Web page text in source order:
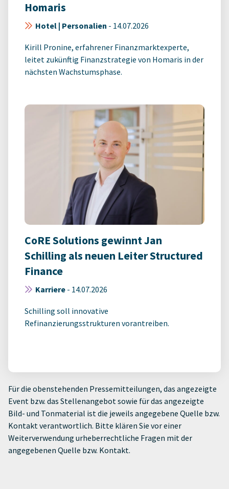
Homaris
Hotel | Personalien - 14.07.2026
Kirill Pronine, erfahrener Finanzmarktexperte,
leitet zukünftig Finanzstrategie von Homaris in der
nächsten Wachstumsphase.
CoRE Solutions gewinnt Jan
Schilling als neuen Leiter Structured
Finance
Karriere - 14.07.2026
Schilling soll innovative
Refinanzierungsstrukturen vorantreiben.
Für die obenstehenden Pressemitteilungen, das angezeigte
Event bzw. das Stellenangebot sowie für das angezeigte
Bild- und Tonmaterial ist die jeweils angegebene Quelle bzw.
Kontakt verantwortlich. Bitte klären Sie vor einer
Weiterverwendung urheberrechtliche Fragen mit der
angegebenen Quelle bzw. Kontakt.